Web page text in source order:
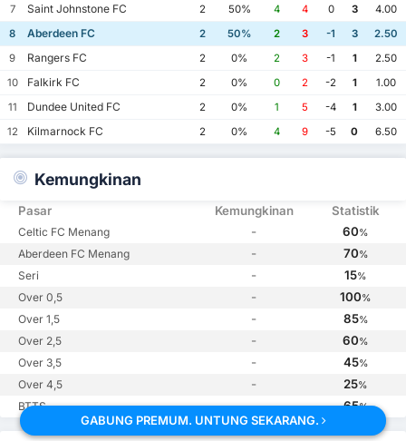
7
Saint Johnstone FC 2 50% 4 4 0 3
4.00
8
Aberdeen FC 2 50% 2 3 -1 3
2.50
9
Rangers FC 2 0% 2 3 -1 1
2.50
10
Falkirk FC 2 0% 0 2 -2 1
1.00
11
Dundee United FC 2 0% 1 5 -4 1
3.00
12
Kilmarnock FC 2 0% 4 9 -5 0 6.50
Kemungkinan
Pasar Kemungkinan Statistik
Celtic FC Menang - 60%
Aberdeen FC Menang - 70%
Seri - 15%
Over 0,5 - 100%
Over 1,5 - 85%
Over 2,5 - 60%
Over 3,5 - 45%
Over 4,5 - 25%
BTTS - 65%
GABUNG PREMUM. UNTUNG SEKARANG.